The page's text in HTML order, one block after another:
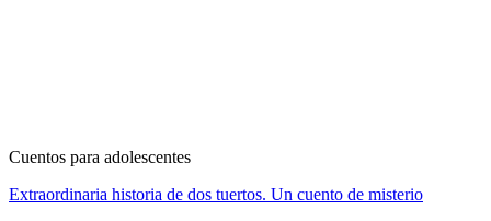
Cuentos para adolescentes
Extraordinaria historia de dos tuertos. Un cuento de misterio